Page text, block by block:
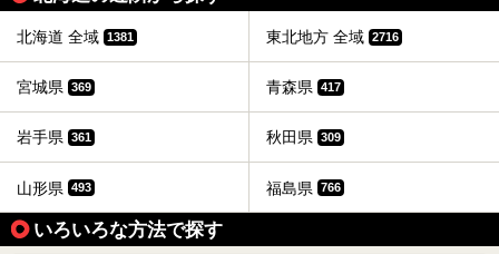
北海道 全域 1381 東北地方 全域 2716
宮城県 369 青森県 417
岩手県 361 秋田県 309
山形県 493 福島県 766
いろいろな方法で探す